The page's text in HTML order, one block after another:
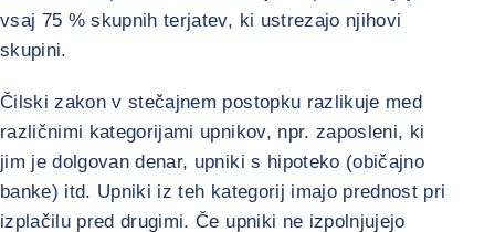
vsaj 75 % skupnih terjatev, ki ustrezajo njihovi
skupini.
Čilski zakon v stečajnem postopku razlikuje med
različnimi kategorijami upnikov, npr. zaposleni, ki
jim je dolgovan denar, upniki s hipoteko (običajno
banke) itd. Upniki iz teh kategorij imajo prednost pri
izplačilu pred drugimi. Če upniki ne izpolnjujejo